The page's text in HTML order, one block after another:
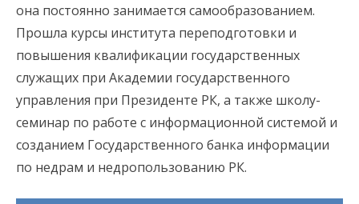
она постоянно занимается самообразованием.
Прошла курсы института переподготовки и
повышения квалификации государственных
служащих при Академии государственного
управления при Президенте РК, а также школу-
семинар по работе с информационной системой и
созданием Государственного банка информации
по недрам и недропользованию РК.